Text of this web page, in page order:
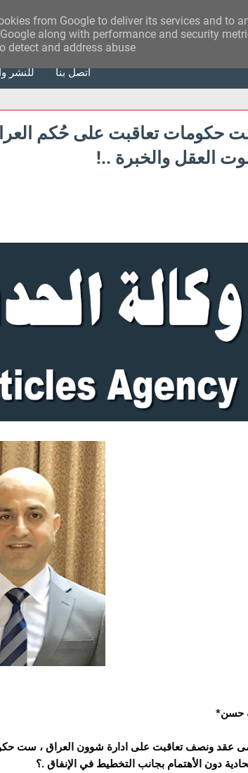
للنشر أتصل بنا
العقل والخبرة ..!
حسن*
عقد ونصف تعاقبت على ادارة شوون العراق ، ست
دون الأهتمام بجانب التخطيط في الإنفاق .؟
from Google to deliver its services and to
along with performance and security
detect and address abuse.